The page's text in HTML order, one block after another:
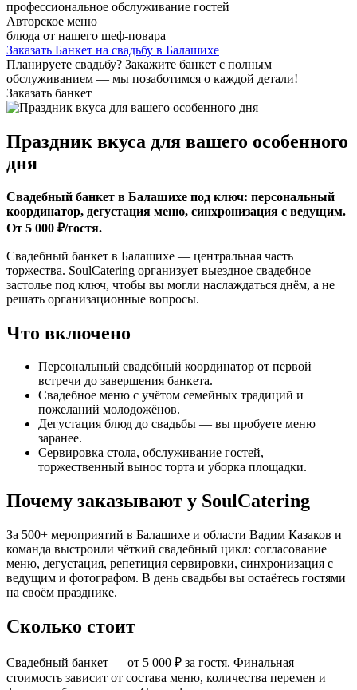
профессиональное обслуживание гостей
Авторское меню
блюда от нашего шеф-повара
Заказать Банкет на свадьбу в Балашихе
Планируете свадьбу? Закажите банкет с полным
обслуживанием — мы позаботимся о каждой детали!
Заказать банкет
Праздник вкуса для вашего особенного
дня
Свадебный банкет в Балашихе под ключ: персональный
координатор, дегустация меню, синхронизация с ведущим.
От 5 000 ₽/гостя.
Свадебный банкет в Балашихе — центральная часть
торжества. SoulCatering организует выездное свадебное
застолье под ключ, чтобы вы могли наслаждаться днём, а не
решать организационные вопросы.
Что включено
Персональный свадебный координатор от первой
встречи до завершения банкета.
Свадебное меню с учётом семейных традиций и
пожеланий молодожёнов.
Дегустация блюд до свадьбы — вы пробуете меню
заранее.
Сервировка стола, обслуживание гостей,
торжественный вынос торта и уборка площадки.
Почему заказывают у SoulCatering
За 500+ мероприятий в Балашихе и области Вадим Казаков и
команда выстроили чёткий свадебный цикл: согласование
меню, дегустация, репетиция сервировки, синхронизация с
ведущим и фотографом. В день свадьбы вы остаётесь гостями
на своём празднике.
Сколько стоит
Свадебный банкет — от 5 000 ₽ за гостя. Финальная
стоимость зависит от состава меню, количества перемен и